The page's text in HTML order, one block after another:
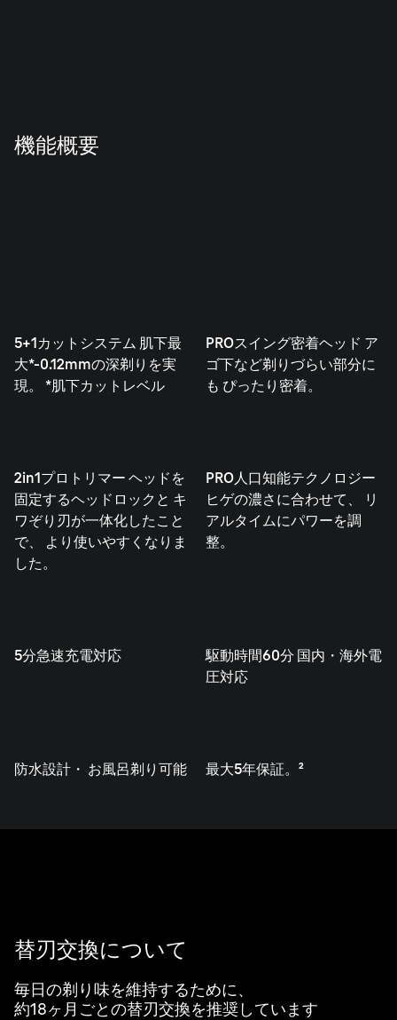
機能概要
5+1カットシステム 肌下最
大*-0.12mmの深剃りを実
現。 *肌下カットレベル
PROスイング密着ヘッド ア
ゴ下など剃りづらい部分に
も ぴったり密着。
2in1プロトリマー ヘッドを
固定するヘッドロックと キ
ワぞり刃が一体化したこと
で、 より使いやすくなりま
した。
PRO人口知能テクノロジー
ヒゲの濃さに合わせて、 リ
アルタイムにパワーを調
整。
5分急速充電対応
駆動時間60分 国内・海外電
圧対応
防水設計・ お風呂剃り可能 最大5年保証。²
替刃交換について
毎日の剃り味を維持するために、
約18ヶ月ごとの替刃交換を推奨しています